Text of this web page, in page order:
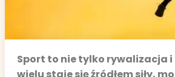
Sport to nie tylko rywalizacja i